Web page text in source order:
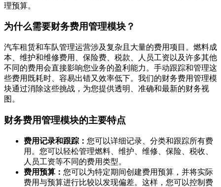
理预算。
为什么需要财务费用管理模块？
汽车租赁和车队管理运营涉及复杂且大量的费用项目。燃料成
本、维护和维修费用、保险费、税款、人员工资以及许多其他
不同的费用会直接影响您业务的盈利能力。手动跟踪和管理这
些费用既耗时、容易出错又效率低下。我们的财务费用管理模
块通过消除这些挑战，为您提供透明、准确和最新的财务视
图。
财务费用管理模块的主要特点
费用记录和跟踪： 您可以详细记录、分类和跟踪所有费
用。您可以轻松管理燃料、维护、维修、保险、税收、
人员工资等不同的费用类型。
费用预算： 您可以为特定期间创建费用预算，并将实际
费用与预算进行比较以发现偏差。这样，您可以控制费